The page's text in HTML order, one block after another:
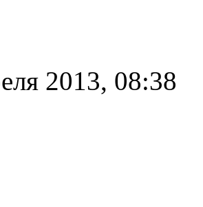
2013, 08:38